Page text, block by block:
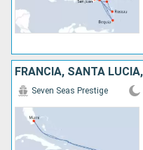
Seven Seas Prestige